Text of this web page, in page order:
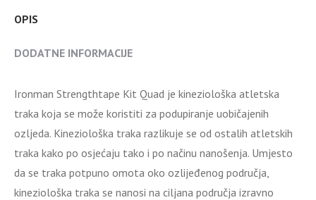
OPIS
DODATNE INFORMACIJE
Ironman Strengthtape Kit Quad je kineziološka atletska
traka koja se može koristiti za podupiranje uobičajenih
ozljeda. Kineziološka traka razlikuje se od ostalih atletskih
traka kako po osjećaju tako i po načinu nanošenja. Umjesto
da se traka potpuno omota oko ozlijeđenog područja,
kineziološka traka se nanosi na ciljana područja izravno